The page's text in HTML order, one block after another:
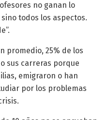
no ganan lo
todos los aspectos.
promedio, 25% de los
sus carreras porque
emigraron o han
por los problemas